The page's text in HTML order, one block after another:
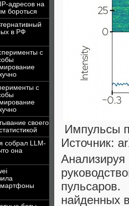
адресов на
бороться
в РФ
с
с
своего
собрал LLM-
она
Импульсы
Источник:
найденных